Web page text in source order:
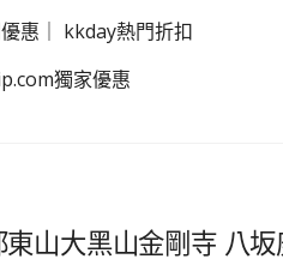
惠
kkday熱門折扣
獨家優惠
山大黑山金剛寺 八